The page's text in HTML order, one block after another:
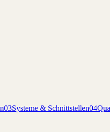
03Systeme & Schnittstellen04